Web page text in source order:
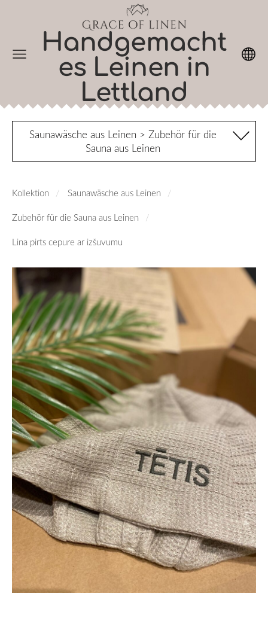
Handgemacht
es Leinen in
Lettland
Saunawäsche aus Leinen > Zubehör für die
Sauna aus Leinen
Kollektion Saunawäsche aus Leinen
Zubehör für die Sauna aus Leinen
Lina pirts cepure ar izšuvumu